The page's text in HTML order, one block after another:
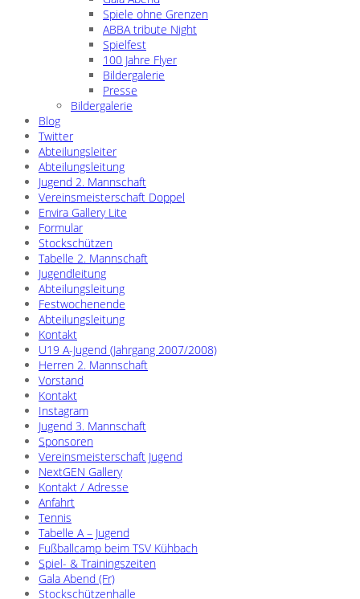
Spiele ohne Grenzen
ABBA tribute Night
Spielfest
100 Jahre Flyer
Bildergalerie
Presse
Bildergalerie
Blog
Twitter
Abteilungsleiter
Abteilungsleitung
Jugend 2. Mannschaft
Vereinsmeisterschaft Doppel
Envira Gallery Lite
Formular
Stockschützen
Tabelle 2. Mannschaft
Jugendleitung
Abteilungsleitung
Festwochenende
Abteilungsleitung
Kontakt
U19 A-Jugend (Jahrgang 2007/2008)
Herren 2. Mannschaft
Vorstand
Kontakt
Instagram
Jugend 3. Mannschaft
Sponsoren
Vereinsmeisterschaft Jugend
NextGEN Gallery
Kontakt / Adresse
Anfahrt
Tennis
Tabelle A – Jugend
Fußballcamp beim TSV Kühbach
Spiel- & Trainingszeiten
Gala Abend (Fr)
Stockschützenhalle